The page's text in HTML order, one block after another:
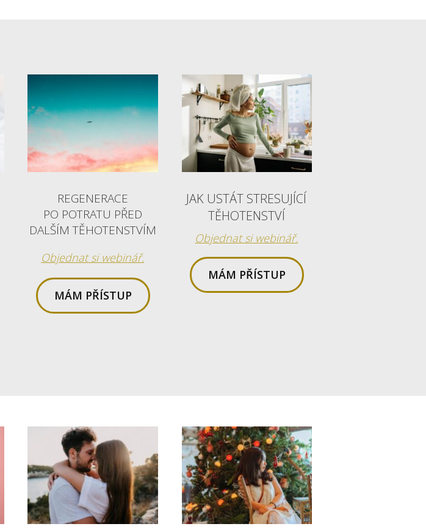
REGENERACE
PO POTRATU PŘED
DALŠÍM TĚHOTENSTVÍM
Objednat si webinář.
MÁM PŘÍSTUP
JAK USTÁT STRESUJÍCÍ
TĚHOTENSTVÍ
Objednat si webinář.
MÁM PŘÍSTUP